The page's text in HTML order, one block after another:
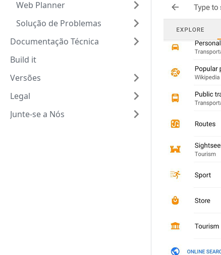
Web Planner
Solução de Problemas
Documentação Técnica
Build it
Versões
Legal
Junte-se a Nós